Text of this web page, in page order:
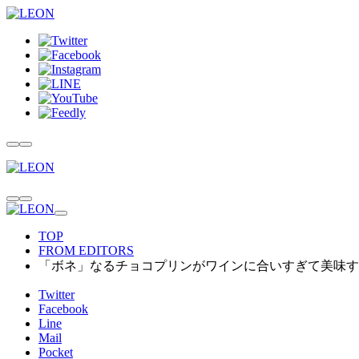
TOP
FROM EDITORS
「ボネ」なるチョコプリンがワインに合いすぎて美味
Twitter
Facebook
Line
Mail
Pocket